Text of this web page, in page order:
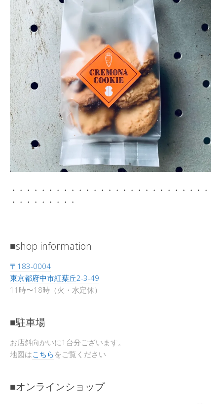
・・・・・・・・・・・・・・・・・・・・・・・・・・・
・・・・・・・・・
■shop information
〒183-0004
東京都府中市紅葉丘2-3-49
11時〜18時（火・水定休）
■駐車場
お店斜向かいに1台分ございます。
地図はこちら をご覧ください
■オンラインショップ